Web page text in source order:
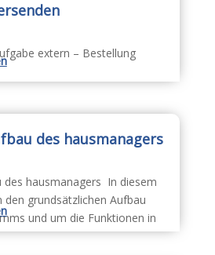
extern – Bestellung
des hausmanagers
des hausmanagers In diesem
den grundsätzlichen Aufbau
und um die Funktionen in